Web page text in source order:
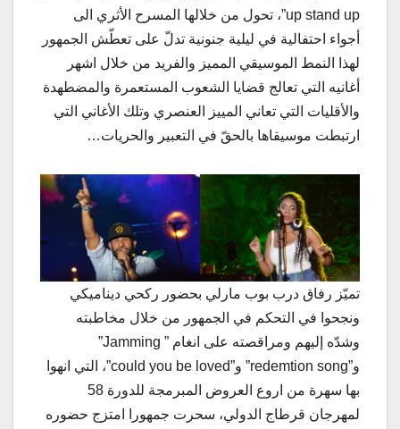
up stand up”، تحول من خلالها المسرح الأثري الى
أجواء احتفالية في ليلية جنونية تدلّ على تعطّش الجمهور
لهذا النمط الموسيقي المميز والفريد من خلال اشهر
أغانيه التي تعالج قضايا الشعوب المستعمرة والمضطهدة
والأقليات التي تعاني المييز العنصري وتلك الأغاني التي
ارتبطت موسيقاها بالحقّ في التعبير والحريات…
تميّز رفاق درب بوب مارلي بحضور ركحي ديناميكي
ونجحوا في التحكم في الجمهور من خلال مخاطبته
وشدّه إليهم ومراقصته على انغام ” Jamming”
و”redemtion song” و”could you be loved”، التي انهوا
بها سهرة من اروع العروض المبرمجة للدورة 58
لمهرجان قرطاج الدولي، سحرت جمهورا امتزج حضوره